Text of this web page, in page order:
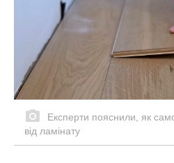
Експерти пояснили, як
від ламінату